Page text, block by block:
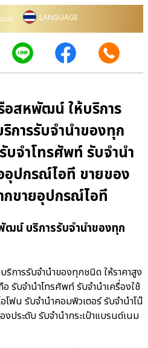
ะบบ LANGUAGE
อสหพัฒน์ ให้บริการ
การรับจำนำของทุก
จำโทรศัพท์ รับจำนำ
อุปกรณ์ไอที ขายของ
กขายอุปกรณ์ไอที
น์ บริการรับจำนำของทุก
การรับจำนำของทุกชนิด ให้ราคาสูง
รับจำนำโทรศัพท์ รับจำนำเครื่องใช้
โฟน รับจำนำคอมพิวเตอร์ รับจำนำโน๊
ประดับ รับจำนำกระเป๋าแบรนด์เนม